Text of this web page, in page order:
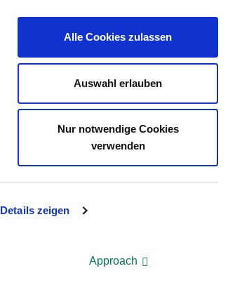
Details zeigen
Alle Cookies zulassen
Auswahl erlauben
Nur notwendige Cookies
verwenden
Approach